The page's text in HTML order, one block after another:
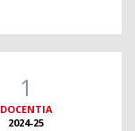
1
DOCENTIA
2024-25